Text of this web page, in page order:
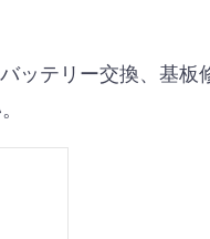
ッテリー交換、基板